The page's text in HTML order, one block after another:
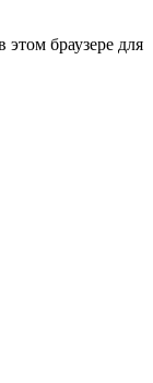
браузере для